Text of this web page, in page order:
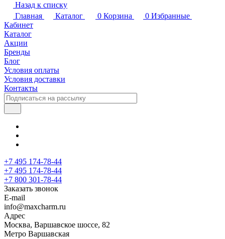
Назад к списку
Главная
Каталог 0 Корзина 0 Избранные
Кабинет
Каталог
Акции
Бренды
Блог
Условия оплаты
Условия доставки
Контакты
+7 495 174-78-44
+7 495 174-78-44
+7 800 301-78-44
Заказать звонок
E-mail
info@maxcharm.ru
Адрес
Москва, Варшавское шоссе, 82
Метро Варшавская